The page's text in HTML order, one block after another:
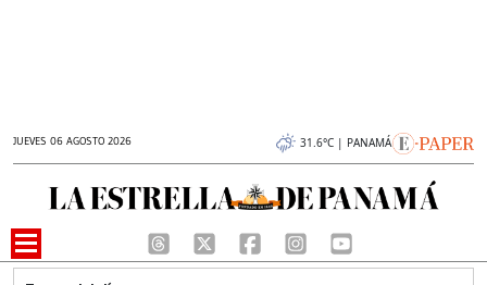
JUEVES 06 AGOSTO 2026 31.6°C | PANAMÁ